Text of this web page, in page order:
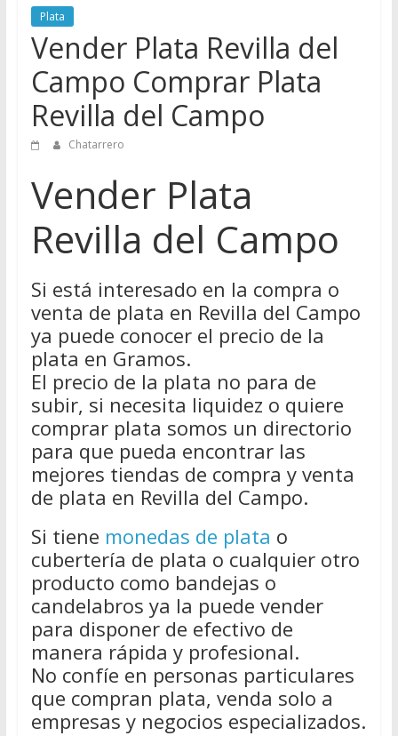
para
vender
Chatarra
Plata
Vender Plata Revilla del
Campo Comprar Plata
Revilla del Campo
Chatarrero
Vender Plata
Revilla del Campo
Si está interesado en la compra o
venta de plata en Revilla del Campo
ya puede conocer el precio de la
plata en Gramos.
El precio de la plata no para de
subir, si necesita liquidez o quiere
comprar plata somos un directorio
para que pueda encontrar las
mejores tiendas de compra y venta
de plata en Revilla del Campo.
Si tiene monedas de plata o
cubertería de plata o cualquier otro
producto como bandejas o
candelabros ya la puede vender
para disponer de efectivo de
manera rápida y profesional.
No confíe en personas particulares
que compran plata, venda solo a
empresas y negocios especializados.